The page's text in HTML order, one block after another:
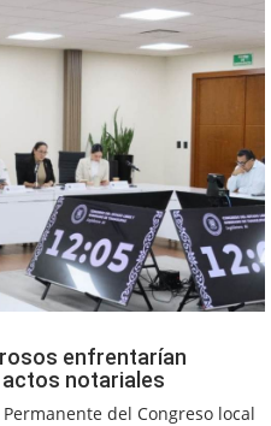
enfrentarían
notariales
del Congreso local